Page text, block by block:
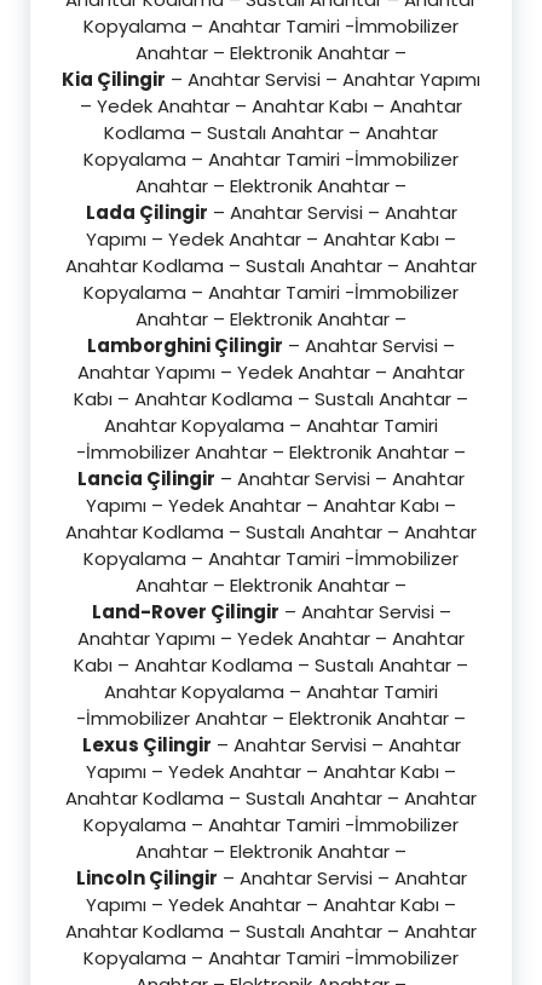
Kopyalama – Anahtar Tamiri -İmmobilizer
Anahtar – Elektronik Anahtar –
Kia Çilingir – Anahtar Servisi – Anahtar Yapımı
– Yedek Anahtar – Anahtar Kabı – Anahtar
Kodlama – Sustalı Anahtar – Anahtar
Kopyalama – Anahtar Tamiri -İmmobilizer
Anahtar – Elektronik Anahtar –
Lada Çilingir – Anahtar Servisi – Anahtar
Yapımı – Yedek Anahtar – Anahtar Kabı –
Anahtar Kodlama – Sustalı Anahtar – Anahtar
Kopyalama – Anahtar Tamiri -İmmobilizer
Anahtar – Elektronik Anahtar –
Lamborghini Çilingir – Anahtar Servisi –
Anahtar Yapımı – Yedek Anahtar – Anahtar
Kabı – Anahtar Kodlama – Sustalı Anahtar –
Anahtar Kopyalama – Anahtar Tamiri
-İmmobilizer Anahtar – Elektronik Anahtar –
Lancia Çilingir – Anahtar Servisi – Anahtar
Yapımı – Yedek Anahtar – Anahtar Kabı –
Anahtar Kodlama – Sustalı Anahtar – Anahtar
Kopyalama – Anahtar Tamiri -İmmobilizer
Anahtar – Elektronik Anahtar –
Land-Rover Çilingir – Anahtar Servisi –
Anahtar Yapımı – Yedek Anahtar – Anahtar
Kabı – Anahtar Kodlama – Sustalı Anahtar –
Anahtar Kopyalama – Anahtar Tamiri
-İmmobilizer Anahtar – Elektronik Anahtar –
Lexus Çilingir – Anahtar Servisi – Anahtar
Yapımı – Yedek Anahtar – Anahtar Kabı –
Anahtar Kodlama – Sustalı Anahtar – Anahtar
Kopyalama – Anahtar Tamiri -İmmobilizer
Anahtar – Elektronik Anahtar –
Lincoln Çilingir – Anahtar Servisi – Anahtar
Yapımı – Yedek Anahtar – Anahtar Kabı –
Anahtar Kodlama – Sustalı Anahtar – Anahtar
Kopyalama – Anahtar Tamiri -İmmobilizer